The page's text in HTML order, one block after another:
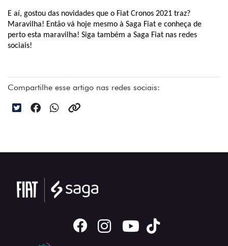
E aí, gostou das novidades que o Fiat Cronos 2021 traz?
Maravilha! Então vá hoje mesmo à Saga Fiat e conheça de
perto esta maravilha! Siga também a Saga Fiat nas redes
sociais!
Compartilhe esse artigo nas redes sociais: